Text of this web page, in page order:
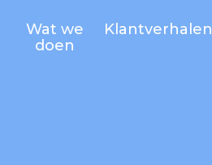
Wat we
doen
Klantverhalen